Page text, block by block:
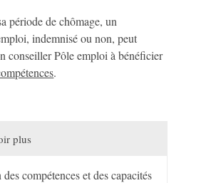
période de chômage, un
indemnisé ou non, peut
conseiller Pôle emploi à bénéficier
.
plus
compétences et des capacités